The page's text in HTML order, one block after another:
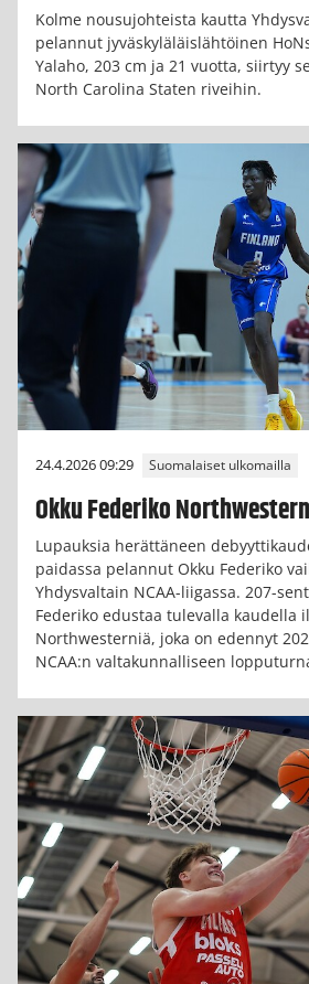
Kolme nousujohteista kautta
pelannut jyväskyläläislähtöinen
Yalaho, 203 cm ja 21 vuotta, siirtyy
North Carolina Staten riveihin.
24.4.2026 09:29 Suomalaiset ulkomailla
Okku Federiko
Lupauksia herättäneen
paidassa pelannut Okku Federiko
Yhdysvaltain NCAA-liigassa. 207-
Federiko edustaa tulevalla kaudella
Northwesterniä, joka on edennyt
NCAA:n valtakunnalliseen